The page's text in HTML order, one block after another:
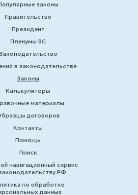
законы
Правительство
Президент
Пленумы ВС
Законодательство
в законодательстве
Законы
Калькуляторы
материалы
договоров
Контакты
Помощь
Поиск
навигационный сервис
РФ
по обработке
данных